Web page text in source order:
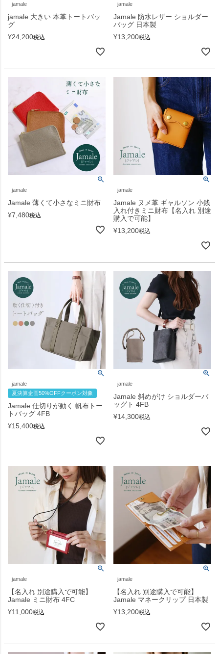
jamale
jamale 大きい 本革トートバッ
グ
¥24,200税込
jamale
Jamale 防水レザー ショルダー
バッグ 日本製
¥13,200税込
jamale
Jamale 薄くて小さなミニ財布
¥7,480税込
jamale
Jamale ヌメ革 ギャルソン 小銭
入れ付きミニ財布【名入れ 別途
購入で可能】
¥13,200税込
jamale
夏決算企画50%OFFクーポン対象
Jamale 仕切りが動く 帆布トー
トバッグ 4FB
¥15,400税込
jamale
Jamale 斜めがけ ショルダーバ
ッグト 4FB
¥14,300税込
jamale
【名入れ 別途購入で可能】
Jamale ミニ財布 4FC
¥11,000税込
jamale
【名入れ 別途購入で可能】
Jamale マネークリップ 日本製
¥13,200税込